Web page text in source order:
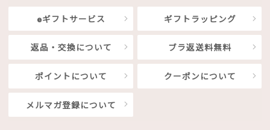
eギフトサービス ギフトラッピング
返品・交換について ブラ返送料無料
ポイントについて クーポンについて
メルマガ登録について